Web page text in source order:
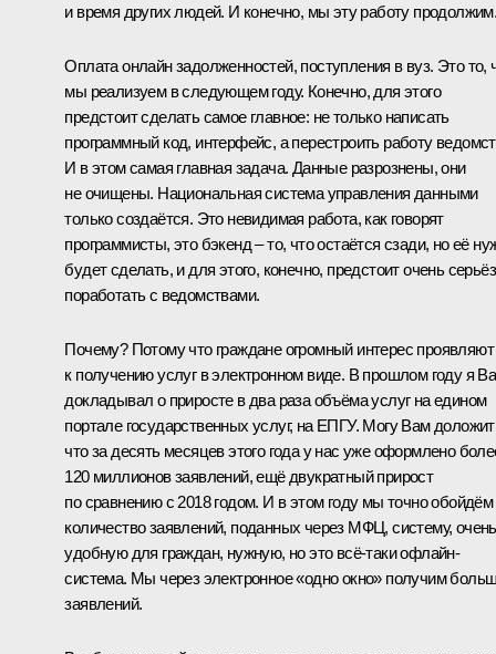
и время других людей. И конечно, мы эту работу
Оплата онлайн задолженностей, поступления в вуз. Это то,
мы реализуем в следующем году. Конечно, для этого
предстоит сделать самое главное: не только написать
программный код, интерфейс, а перестроить работу
И в этом самая главная задача. Данные разрознены, они
не очищены. Национальная система управления данными
только создаётся. Это невидимая работа, как говорят
программисты, это бэкенд – то, что остаётся сзади, но её
будет сделать, и для этого, конечно, предстоит очень
поработать с ведомствами.
Почему? Потому что граждане огромный интерес проявляют
к получению услуг в электронном виде. В прошлом году я
докладывал о приросте в два раза объёма услуг на едином
портале государственных услуг, на ЕПГУ. Могу Вам
что за десять месяцев этого года у нас уже оформлено
120 миллионов заявлений, ещё двукратный прирост
по сравнению с 2018 годом. И в этом году мы точно обойдём
количество заявлений, поданных через МФЦ, систему, очень
удобную для граждан, нужную, но это всё-таки офлайн-
система. Мы через электронное «одно окно» получим
заявлений.